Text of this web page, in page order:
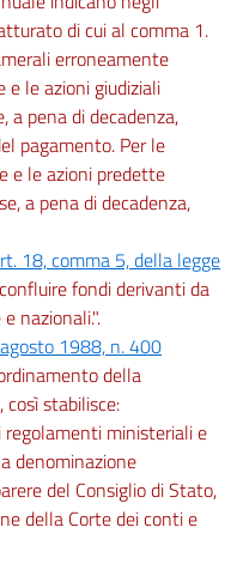
di cui al comma 1.
erroneamente
le azioni giudiziali
a pena di decadenza,
pagamento. Per le
e le azioni predette
a pena di decadenza,
18, comma 5, della legge
fondi derivanti da
nazionali.".
1988, n. 400
della
così stabilisce:
ministeriali e
denominazione
del Consiglio di Stato,
della Corte dei conti e